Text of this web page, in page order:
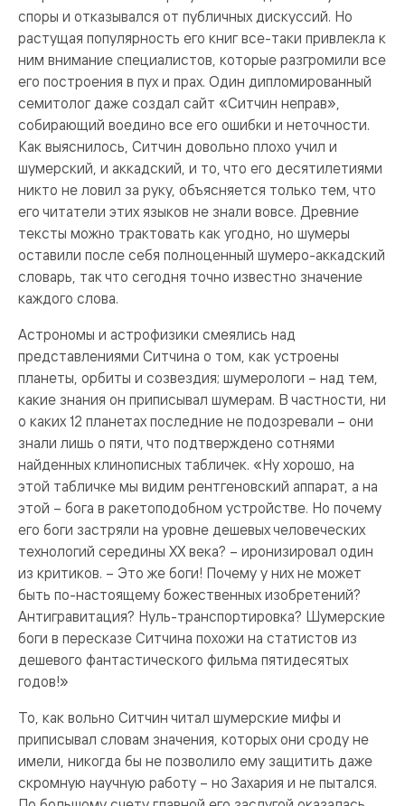
споры и отказывался от публичных дискуссий. Но
растущая популярность его книг все-таки привлекла к
ним внимание специалистов, которые разгромили все
его построения в пух и прах. Один дипломированный
семитолог даже создал сайт «Ситчин неправ»,
собирающий воедино все его ошибки и неточности.
Как выяснилось, Ситчин довольно плохо учил и
шумерский, и аккадский, и то, что его десятилетиями
никто не ловил за руку, объясняется только тем, что
его читатели этих языков не знали вовсе. Древние
тексты можно трактовать как угодно, но шумеры
оставили после себя полноценный шумеро-аккадский
словарь, так что сегодня точно известно значение
каждого слова.
Астрономы и астрофизики смеялись над
представлениями Ситчина о том, как устроены
планеты, орбиты и созвездия; шумерологи – над тем,
какие знания он приписывал шумерам. В частности, ни
о каких 12 планетах последние не подозревали – они
знали лишь о пяти, что подтверждено сотнями
найденных клинописных табличек. «Ну хорошо, на
этой табличке мы видим рентгеновский аппарат, а на
этой – бога в ракетоподобном устройстве. Но почему
его боги застряли на уровне дешевых человеческих
технологий середины XX века? – иронизировал один
из критиков. – Это же боги! Почему у них не может
быть по-настоящему божественных изобретений?
Антигравитация? Нуль-транспортировка? Шумерские
боги в пересказе Ситчина похожи на статистов из
дешевого фантастического фильма пятидесятых
годов!»
То, как вольно Ситчин читал шумерские мифы и
приписывал словам значения, которых они сроду не
имели, никогда бы не позволило ему защитить даже
скромную научную работу – но Захария и не пытался.